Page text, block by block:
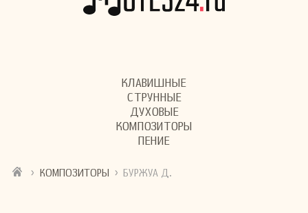
КЛАВИШНЫЕ
СТРУННЫЕ
ДУХОВЫЕ
КОМПОЗИТОРЫ
ПЕНИЕ
› КОМПОЗИТОРЫ › БУРЖУА Д.